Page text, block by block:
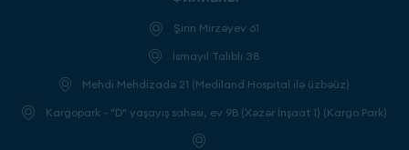
Şirin Mirzəyev 61
İsmayıl Talıblı 38
Mehdi Mehdizadə 21 (Mediland Hospital ilə üzbəüz)
Kargopark - "D" yaşayış sahəsi, ev 9B (Xəzər İnşaat 1) (Kargo Park)